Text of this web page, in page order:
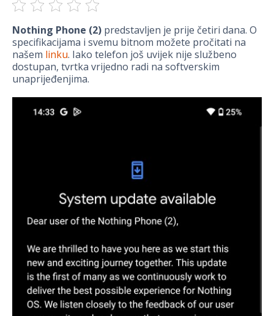
Nothing Phone (2) predstavljen je prije četiri dana. O
specifikacijama i svemu bitnom možete pročitati na
našem linku. Iako telefon još uvijek nije službeno
dostupan, tvrtka vrijedno radi na softverskim
unaprijeđenjima.